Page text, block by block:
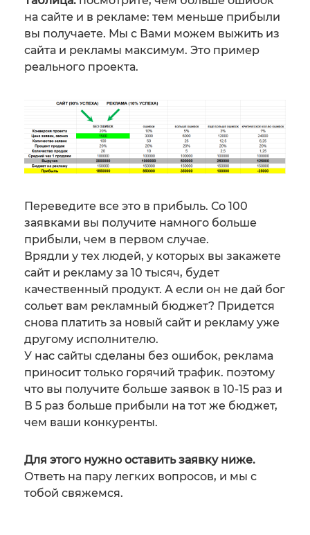
на сайте и в рекламе: тем меньше прибыли
вы получаете. Мы с Вами можем выжить из
сайта и рекламы максимум. Это пример
реального проекта.
Переведите все это в прибыль. Со 100
заявками вы получите намного больше
прибыли, чем в первом случае.
Врядли у тех людей, у которых вы закажете
сайт и рекламу за 10 тысяч, будет
качественный продукт. А если он не дай бог
сольет вам рекламный бюджет? Придется
снова платить за новый сайт и рекламу уже
другому исполнителю.
У нас сайты сделаны без ошибок, реклама
приносит только горячий трафик. поэтому
что вы получите больше заявок в 10-15 раз и
В 5 раз больше прибыли на тот же бюджет,
чем ваши конкуренты.
Для этого нужно оставить заявку ниже.
Ответь на пару легких вопросов, и мы с
тобой свяжемся.